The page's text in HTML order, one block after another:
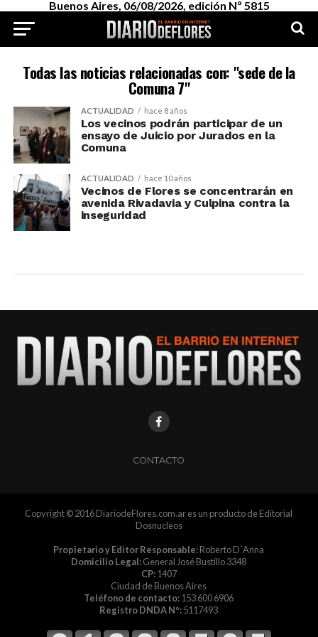
Buenos Aires, 06/08/2026, edición Nº 5815
Todas las noticias relacionadas con: "sede de la
Comuna 7"
ACTUALIDAD hace 8 años
Los vecinos podrán participar de un
ensayo de Juicio por Jurados en la
Comuna
ACTUALIDAD hace 10 años
Vecinos de Flores se concentrarán en
avenida Rivadavia y Culpina contra la
inseguridad
CONTACTO
Copyright © 2016 DiariodeFlores.com.ar es un producto de Editorial
Dosnucleos
Propietario y Editor Responsable:Roberto D´Anna
Domicilio Legal:General José Bustillo 3348
CP:1407
Ciudad de Buenos Aires
Teléfono de contacto:153 600 6906
Registro DNDA Nº:5117493